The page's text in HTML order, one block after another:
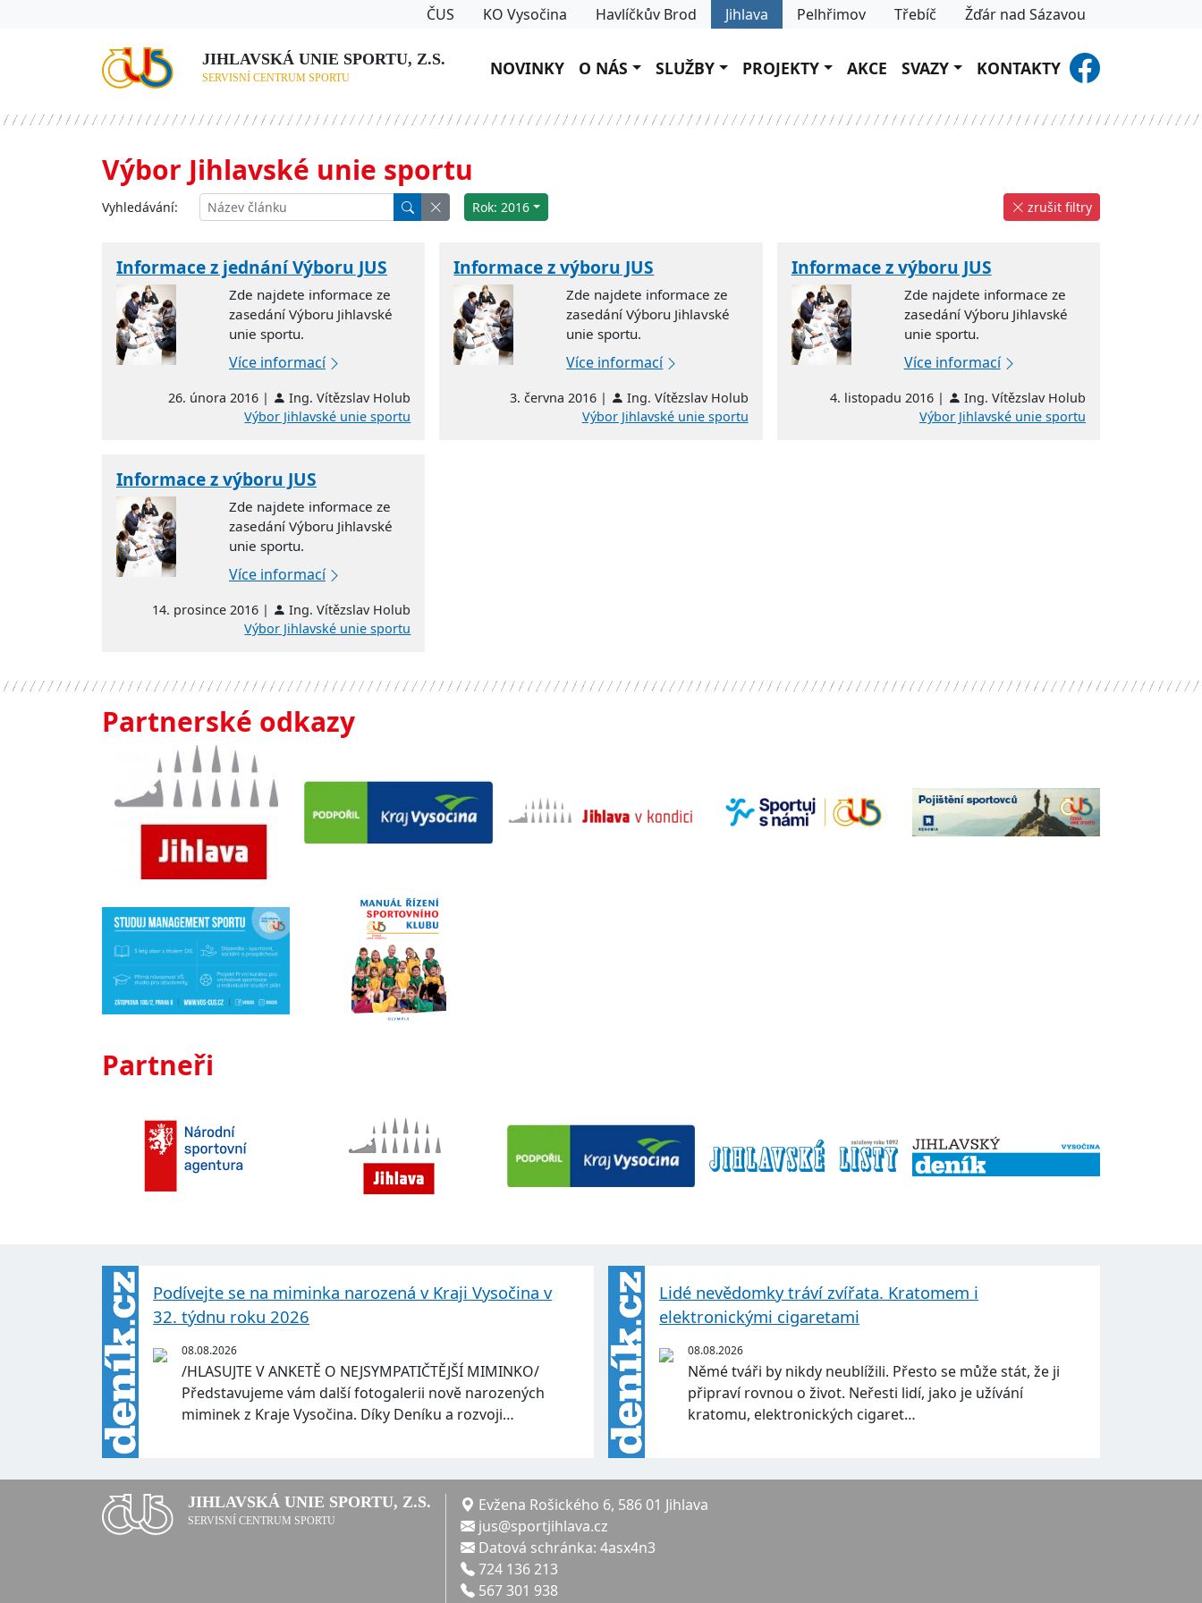
ČUS KO Vysočina Havlíčkův Brod Jihlava Pelhřimov Třebíč Žďár nad Sázavou
JIHLAVSKÁ UNIE SPORTU, Z.S.
SERVISNÍ CENTRUM SPORTU NOVINKY O NÁS SLUŽBY PROJEKTY AKCE SVAZY KONTAKTY
Výbor Jihlavské unie sportu
Vyhledávání: Rok: 2016 zrušit filtry
Informace z jednání Výboru JUS
Zde najdete informace ze
zasedání Výboru Jihlavské
unie sportu.
Více informací
26. února 2016 |
Ing. Vítězslav Holub
Výbor Jihlavské unie sportu
Informace z výboru JUS
Zde najdete informace ze
zasedání Výboru Jihlavské
unie sportu.
Více informací
3. června 2016 |
Ing. Vítězslav Holub
Výbor Jihlavské unie sportu
Informace z výboru JUS
Zde najdete informace ze
zasedání Výboru Jihlavské
unie sportu.
Více informací
4. listopadu 2016 |
Ing. Vítězslav Holub
Výbor Jihlavské unie sportu
Informace z výboru JUS
Zde najdete informace ze
zasedání Výboru Jihlavské
unie sportu.
Více informací
14. prosince 2016 |
Ing. Vítězslav Holub
Výbor Jihlavské unie sportu
Partnerské odkazy
Partneři
Podívejte se na miminka narozená v Kraji Vysočina v
32. týdnu roku 2026
08.08.2026
/HLASUJTE V ANKETĚ O NEJSYMPATIČTĚJŠÍ MIMINKO/
Představujeme vám další fotogalerii nově narozených
miminek z Kraje Vysočina. Díky Deníku a rozvoji…
Lidé nevědomky tráví zvířata. Kratomem i
elektronickými cigaretami
08.08.2026
Němé tváři by nikdy neublížili. Přesto se může stát, že ji
připraví rovnou o život. Neřesti lidí, jako je užívání
kratomu, elektronických cigaret…
JIHLAVSKÁ UNIE SPORTU, Z.S.
SERVISNÍ CENTRUM SPORTU
Evžena Rošického 6, 586 01 Jihlava
jus@sportjihlava.cz
Datová schránka: 4asx4n3
724 136 213
567 301 938